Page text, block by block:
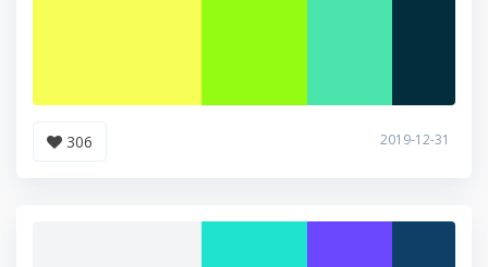
306 2019-12-31